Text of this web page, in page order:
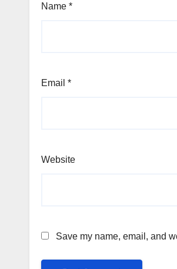
Name *
Email *
Website
Save my name, email, and